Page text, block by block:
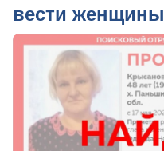
вести женщины